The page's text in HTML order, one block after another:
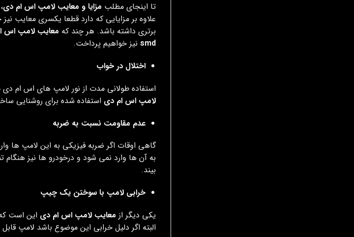
تا اینجای مطلب مزایا و معایب لامپ اس ام دی
علاوه بر مزایایی که دارد قطعا یکسری معایب
برتری داشته باشد. هر چند که معایب لامپ اس
smd نیز خواهیم پرداخت.
اختلال در خواب
استفاده طولانی مدت از نور لامپ های اس ام دی
لامپ اس ام دی استفاده شده برای روشنایی
عدم مقاومت نسبت به ضربه
گاهی اوقات اگر ضربه فیزیکی به این لامپ ها
به آن ها وارد نمی شود و درخودرو ها نیز
بیند.
خرابی لامپ با سوختن یک چیپ
یکی دیگر از معایب لامپ اس ام دی
البته اگر دلیل خرابی این موضوع باشد لامپ